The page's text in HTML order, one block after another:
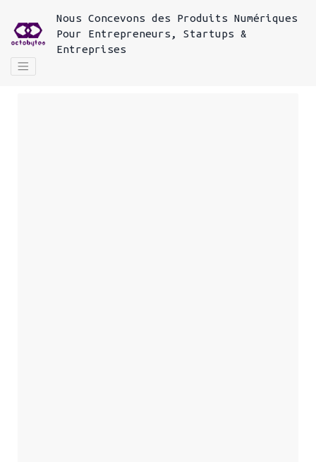
NousConcevons des Produits Numériques
Pour
Entrepreneurs, Startups &
Entreprises